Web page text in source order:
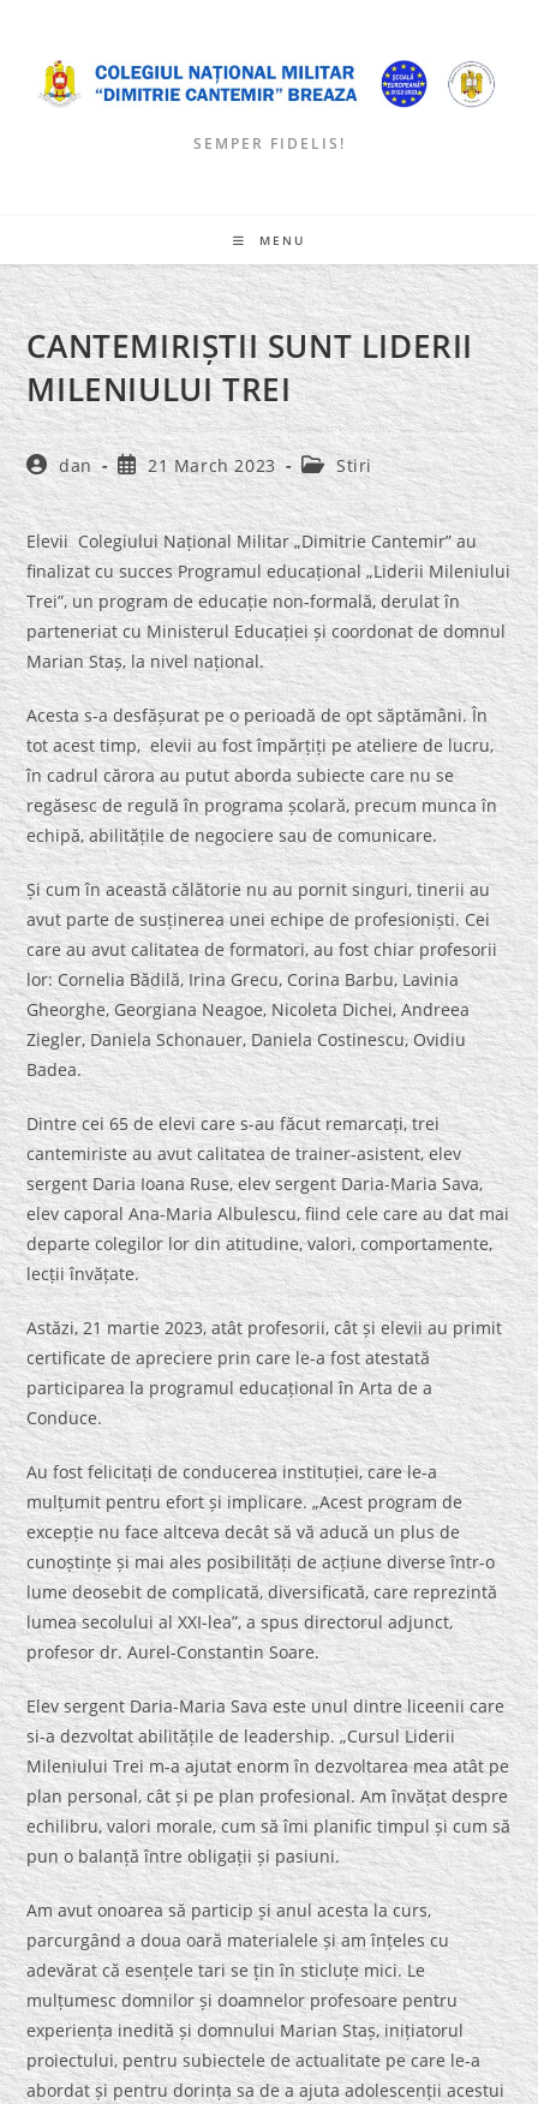
content
SEMPER FIDELIS!
MENU
CANTEMIRIȘTII SUNT LIDERII
MILENIULUI TREI
Post
author:
dan
Post
published:
21 March 2023
Post
category:
Stiri
Elevii Colegiului Național Militar „Dimitrie Cantemir” au
finalizat cu succes Programul educațional „Liderii Mileniului
Trei”, un program de educație non-formală, derulat în
parteneriat cu Ministerul Educației și coordonat de domnul
Marian Staș, la nivel național.
Acesta s-a desfășurat pe o perioadă de opt săptămâni. În
tot acest timp, elevii au fost împărțiți pe ateliere de lucru,
în cadrul cărora au putut aborda subiecte care nu se
regăsesc de regulă în programa școlară, precum munca în
echipă, abilitățile de negociere sau de comunicare.
Și cum în această călătorie nu au pornit singuri, tinerii au
avut parte de susținerea unei echipe de profesioniști. Cei
care au avut calitatea de formatori, au fost chiar profesorii
lor: Cornelia Bădilă, Irina Grecu, Corina Barbu, Lavinia
Gheorghe, Georgiana Neagoe, Nicoleta Dichei, Andreea
Ziegler, Daniela Schonauer, Daniela Costinescu, Ovidiu
Badea.
Dintre cei 65 de elevi care s-au făcut remarcați, trei
cantemiriste au avut calitatea de trainer-asistent, elev
sergent Daria Ioana Ruse, elev sergent Daria-Maria Sava,
elev caporal Ana-Maria Albulescu, fiind cele care au dat mai
departe colegilor lor din atitudine, valori, comportamente,
lecții învățate.
Astăzi, 21 martie 2023, atât profesorii, cât și elevii au primit
certificate de apreciere prin care le-a fost atestată
participarea la programul educațional în Arta de a
Conduce.
Au fost felicitați de conducerea instituției, care le-a
mulțumit pentru efort și implicare. „Acest program de
excepție nu face altceva decât să vă aducă un plus de
cunoștințe și mai ales posibilități de acțiune diverse într-o
lume deosebit de complicată, diversificată, care reprezintă
lumea secolului al XXI-lea”, a spus directorul adjunct,
profesor dr. Aurel-Constantin Soare.
Elev sergent Daria-Maria Sava este unul dintre liceenii care
si-a dezvoltat abilitățile de leadership. „CursulLiderii
Mileniului Trei m-a ajutat enorm în dezvoltarea mea atât pe
plan personal, cât și pe plan profesional. Am învățat despre
echilibru, valori morale, cum să îmi planific timpul și cum să
pun o balanță între obligații și pasiuni.
Am avut onoarea să particip și anul acesta la curs,
parcurgând a doua oară materialele și am înțeles cu
adevărat că esențele tari se țin în sticluțe mici. Le
mulțumesc domnilor și doamnelor profesoare pentru
experiența inedită și domnului Marian Staș, inițiatorul
proiectului, pentru subiectele de actualitate pe care le-a
abordat și pentru dorința sa de a ajuta adolescenții acestui